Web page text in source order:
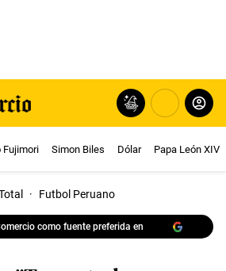
Fujimori Simon Biles Dólar Papa León XIV
· Futbol Peruano
como fuente preferida en